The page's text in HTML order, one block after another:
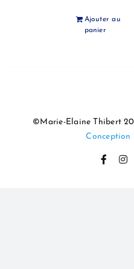
Ajouter au
panier
©Marie-Elaine Thibert
Conception